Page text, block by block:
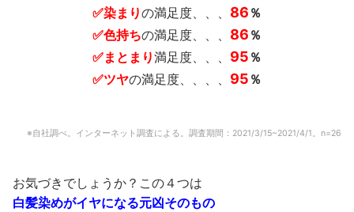
✅染まりの満足度、、、 86 ％
✅色持ちの満足度、、、 86 ％
✅まとまり満足度、、、 95 ％
✅ツヤの満足度、、、、 95 ％
※自社調べ。インターネット調査による。調査期間：2021/3/15~2021/4/1。n=26
お気づきでしょうか？この４つは
白髪染めがイヤになる元凶そのもの